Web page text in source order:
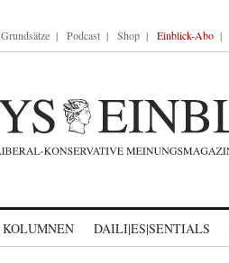
Grundsätze Podcast Shop Einblick-Abo
KOLUMNEN DAILI|ES|SENTIALS